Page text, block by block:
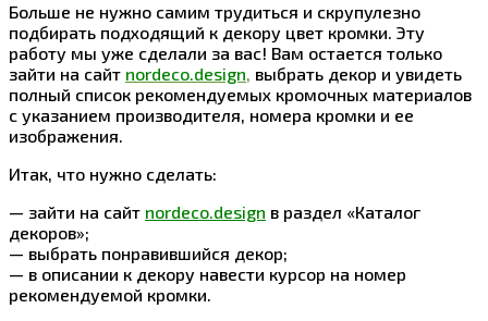
Больше не нужно самим трудиться и скрупулезно
подбирать подходящий к декору цвет кромки. Эту
работу мы уже сделали за вас! Вам остается только
зайти на сайт nordeco.design, выбрать декор и увидеть
полный список рекомендуемых кромочных материалов
с указанием производителя, номера кромки и ее
изображения.
Итак, что нужно сделать:
— зайти на сайт nordeco.design в раздел «Каталог
декоров»;
— выбрать понравившийся декор;
— в описании к декору навести курсор на номер
рекомендуемой кромки.